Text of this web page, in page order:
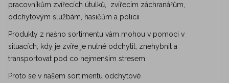
pracovníkům zvířecích útulků, zvířecím záchranářům,
odchytovým službám, hasičům a policii
Produkty z našho sortimentu vám mohou v pomoci v
situacích, kdy je zvíře je nutné odchytit, znehybnit a
transportovat pod co nejmenším stresem
Proto se v našem sortimentu odchytové